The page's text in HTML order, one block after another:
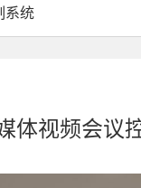
系统
体视频会议